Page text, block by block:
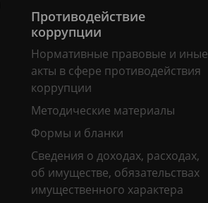
Противодействие
коррупции
Нормативные правовые и иные
акты в сфере противодействия
коррупции
Методические материалы
Формы и бланки
Сведения о доходах, расходах,
об имуществе, обязательствах
имущественного характера